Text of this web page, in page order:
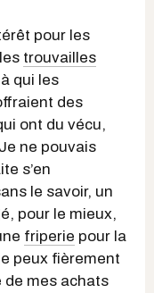
pour les
trouvailles
qui les
des
ont du vécu,
ne pouvais
s’en
le savoir, un
pour le mieux,
friperie pour la
peux fièrement
de mes achats